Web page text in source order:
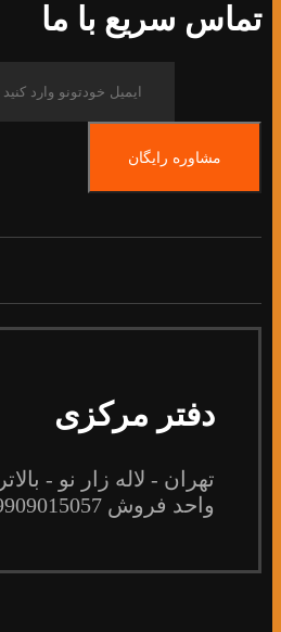
تماس سریع با ما
مشاوره رایگان
دفتر مرکزی
تهران - لاله زار نو -
واحد فروش 09909015057